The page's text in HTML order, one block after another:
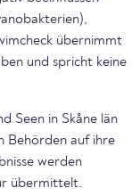
übernimmt
und spricht keine
Seen in Skåne län
Behörden auf ihre
werden
übermittelt.